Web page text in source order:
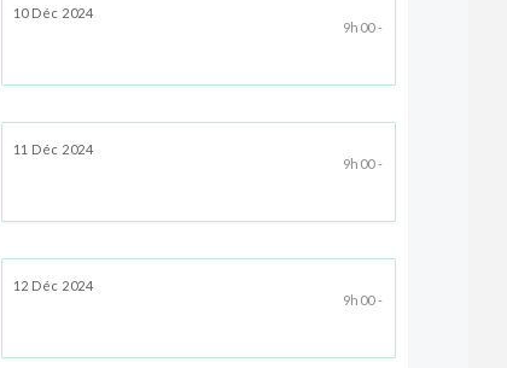
10 Déc 2024
9h00 -
11 Déc 2024
9h00 -
12 Déc 2024
9h00 -